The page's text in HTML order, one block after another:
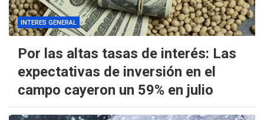
INTERES GENERAL
Por las altas tasas de interés: Las
expectativas de inversión en el
campo cayeron un 59% en julio